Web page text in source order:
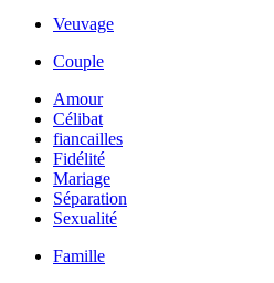
Veuvage
Couple
Amour
Célibat
fiancailles
Fidélité
Mariage
Séparation
Sexualité
Famille